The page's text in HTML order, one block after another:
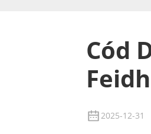
Cód
2025-12-31